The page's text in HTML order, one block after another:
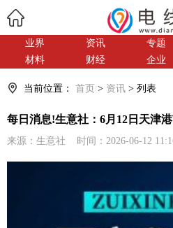
业界 资讯 专题
材料
财经 企业
当前位置： 首页 > 资讯 > 列表
每日消息!生意社：6月12日天津
来源：生意社 时间：2026-06-12